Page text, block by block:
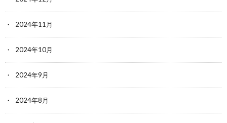
2024年11月
2024年10月
2024年9月
2024年8月